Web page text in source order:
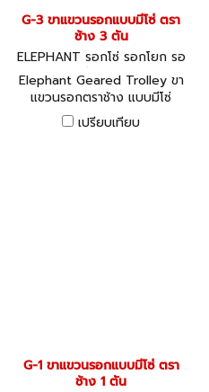
G-3 ขาแขวนรอกแบบมีโซ่ ตรา
ช้าง 3 ตัน
ELEPHANT รอกโซ่ รอกโยก รอ
กถ่วง G-3
Elephant Geared Trolley ขา
แขวนรอกตราช้าง แบบมีโซ่
สามารถปรับขนาดให้ใช้ได้กับ
เหล็ก Beam ขนาดใดๆ ก็ได้
เปรียบเทียบ
G-1 ขาแขวนรอกแบบมีโซ่ ตรา
ช้าง 1 ตัน